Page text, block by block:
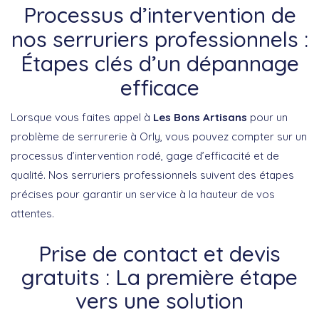
Processus d’intervention de
nos serruriers professionnels :
Étapes clés d’un dépannage
efficace
Lorsque vous faites appel à Les Bons Artisans pour un
problème de serrurerie à Orly, vous pouvez compter sur un
processus d’intervention rodé, gage d’efficacité et de
qualité. Nos serruriers professionnels suivent des étapes
précises pour garantir un service à la hauteur de vos
attentes.
Prise de contact et devis
gratuits : La première étape
vers une solution